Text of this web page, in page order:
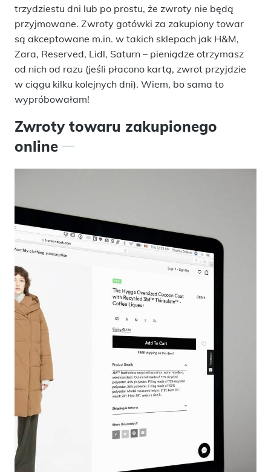
trzydziestu dni lub po prostu, że zwroty nie będą
przyjmowane. Zwroty gotówki za zakupiony towar
są akceptowane m.in. w takich sklepach jak H&M,
Zara, Reserved, Lidl, Saturn – pieniądze otrzymasz
od nich od razu (jeśli płacono kartą, zwrot przyjdzie
w ciągu kilku kolejnych dni). Wiem, bo sama to
wypróbowałam!
Zwroty towaru zakupionego
online